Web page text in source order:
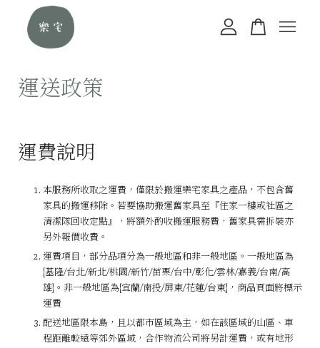
運送政策
運費說明
本服務所收取之運費，僅限於搬運樂宅家具之產品，不包含舊
家具的搬運移除。若要協助搬運舊家具至『住家一樓或社區之
清潔隊回收定點』，將額外酌收搬運服務費，舊家具需拆裝亦
另外報價收費。
運費項目，部分品項分為一般地區和非一般地區。一般地區為
[基隆/台北/新北/桃園/新竹/苗栗/台中/彰化/雲林/嘉義/台南/高
雄]。非一般地區為[宜蘭/南投/屏東/花蓮/台東]，商品頁面將標示
運費
配送地區限本島，且以都市區域為主，如在該區域的山區、車
程距離較遠等郊外區域，合作物流公司將另計運費，或有地形
您的購物車目前還是空的。